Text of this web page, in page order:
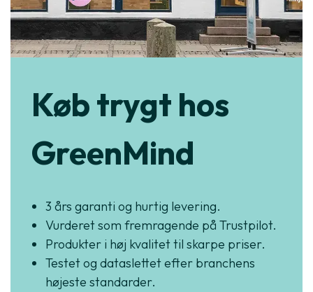
Køb trygt hos
GreenMind
3 års garanti og hurtig levering.
Vurderet som fremragende på Trustpilot.
Produkter i høj kvalitet til skarpe priser.
Testet og dataslettet efter branchens
højeste standarder.